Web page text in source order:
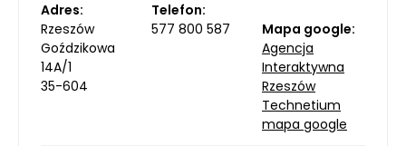
Adres:
Rzeszów
Goździkowa
14A/1
35-604
Telefon:
577 800 587
Mapa google:
Agencja
Interaktywna
Rzeszów
Technetium
mapa google